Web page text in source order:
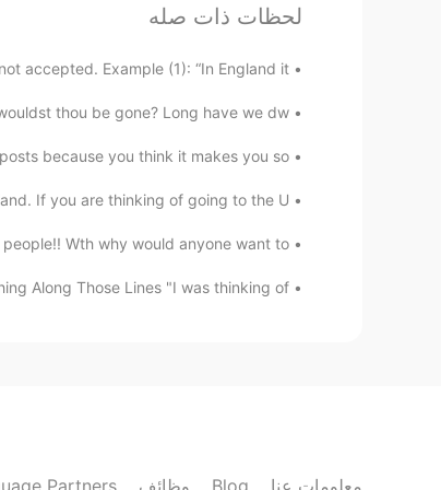
ES
EN
Vanessa Garzón P.
o molestarnos hay que
لحظات ذات صله
accepted. Example (1): “In England it’...
thou be gone? Long have we dw...
because you think it makes you so...
If you are thinking of going to the U...
Wth why would anyone want to ...
Those Lines "I was thinking of...
Partners وظائف Blog معلومات عنا